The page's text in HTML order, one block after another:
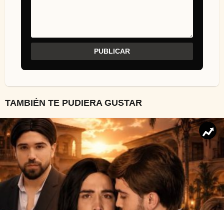
TAMBIÉN TE PUDIERA GUSTAR